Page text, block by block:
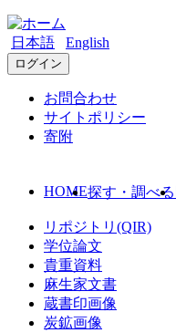
日本語 English
ログイン
お問合わせ
サイトポリシー
寄附
HOME探す・調べる
リポジトリ(QIR)
学位論文
貴重資料
麻生家文書
蔵書印画像
炭鉱画像